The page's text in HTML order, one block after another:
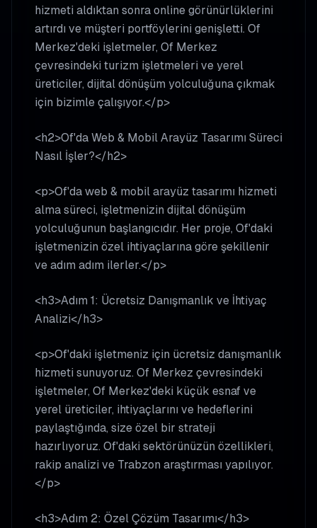
hizmeti aldıktan sonra online görünürlüklerini
artırdı ve müşteri portföylerini genişletti. Of
Merkez'deki işletmeler, Of Merkez
çevresindeki turizm işletmeleri ve yerel
üreticiler, dijital dönüşüm yolculuğuna çıkmak
için bizimle çalışıyor.</p>
<h2>Of'da Web & Mobil Arayüz Tasarımı Süreci
Nasıl İşler?</h2>
<p>Of'da web & mobil arayüz tasarımı hizmeti
alma süreci, işletmenizin dijital dönüşüm
yolculuğunun başlangıcıdır. Her proje, Of'daki
işletmenizin özel ihtiyaçlarına göre şekillenir
ve adım adım ilerler.</p>
<h3>Adım 1: Ücretsiz Danışmanlık ve İhtiyaç
Analizi</h3>
<p>Of'daki işletmeniz için ücretsiz danışmanlık
hizmeti sunuyoruz. Of Merkez çevresindeki
işletmeler, Of Merkez'deki küçük esnaf ve
yerel üreticiler, ihtiyaçlarını ve hedeflerini
paylaştığında, size özel bir strateji
hazırlıyoruz. Of'daki sektörünüzün özellikleri,
rakip analizi ve Trabzon araştırması yapılıyor.
</p>
<h3>Adım 2: Özel Çözüm Tasarımı</h3>